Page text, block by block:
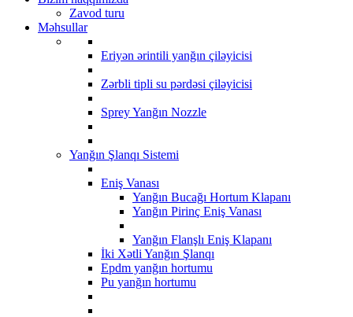
Zavod turu
Məhsullar
Eriyən ərintili yanğın çiləyicisi
Zərbli tipli su pərdəsi çiləyicisi
Sprey Yanğın Nozzle
Yanğın Şlanqı Sistemi
Eniş Vanası
Yanğın Bucağı Hortum Klapanı
Yanğın Pirinç Eniş Vanası
Yanğın Flanşlı Eniş Klapanı
İki Xətli Yanğın Şlanqı
Epdm yanğın hortumu
Pu yanğın hortumu